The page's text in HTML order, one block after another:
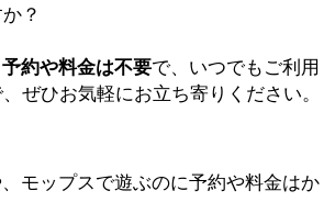
？
予約や料金は不要で、いつでもご利用
ぜひお気軽にお立ち寄りください。
モップスで遊ぶのに予約や料金はか